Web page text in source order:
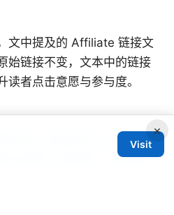
文中提及的 Affiliate 链接文
始链接不变，文本中的链接
者点击意愿与参与度。
科学上网指南与工具推荐
与最新下载渠道，含配置与
×
Visit